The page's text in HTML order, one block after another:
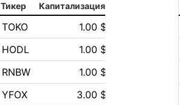
Тикер Капитализация
TOKO
1.00 $
HODL
1.00 $
RNBW
1.00 $
YFOX
3.00 $